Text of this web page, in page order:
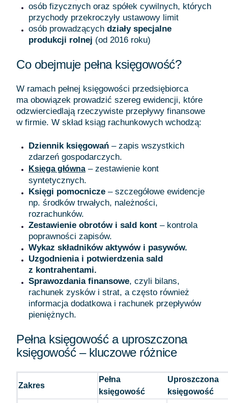
osób fizycznych oraz spółek cywilnych, których
przychody przekroczyły ustawowy limit
osób prowadzących działy specjalne
produkcji rolnej (od 2016 roku)
Co obejmuje pełna księgowość?
W ramach pełnej księgowości przedsiębiorca
ma obowiązek prowadzić szereg ewidencji, które
odzwierciedlają rzeczywiste przepływy finansowe
w firmie. W skład ksiąg rachunkowych wchodzą:
Dziennik księgowań – zapis wszystkich
zdarzeń gospodarczych.
Księga główna – zestawienie kont
syntetycznych.
Księgi pomocnicze – szczegółowe ewidencje
np. środków trwałych, należności,
rozrachunków.
Zestawienie obrotów i sald kont – kontrola
poprawności zapisów.
Wykaz składników aktywów i pasywów.
Uzgodnienia i potwierdzenia sald
z kontrahentami.
Sprawozdania finansowe, czyli bilans,
rachunek zysków i strat, a często również
informacja dodatkowa i rachunek przepływów
pieniężnych.
Pełna księgowość a uproszczona
księgowość – kluczowe różnice
Zakres
Pełna
księgowość
Uproszczona
księgowość